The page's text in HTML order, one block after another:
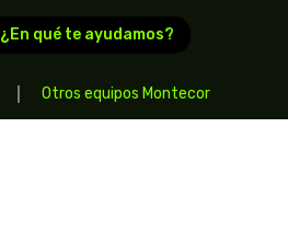
¿En qué te ayudamos?
Otros equipos Montecor